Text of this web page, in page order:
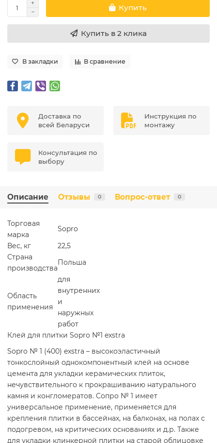
Купить
Купить в 2 клика
В закладки В сравнение
Доставка по
всей Беларуси
Инструкция по
монтажу
Консультация по
выбору
Описание Отзывы 0 Вопрос-ответ 0
Торговая
марка
Sopro
Вес, кг
22,5
Страна
производства
Польша
Область
применения
для
внутренних
и
наружных
работ
Клей для плитки Sopro №1 exstra
Sopro № 1 (400) exstra – высокоэластичный
тонкослойный однокомпонентный клей на основе
цемента для укладки керамических плиток,
нечувствительного к прокрашиванию натурального
камня и конгломератов. Сопро № 1 имеет
универсальное применение, применяется для
крепления плитки в бассейнах, на балконах, на полах с
подогревом, на критических основаниях и д.р. Также
для укладки клинкерной плитки на старой облицовке